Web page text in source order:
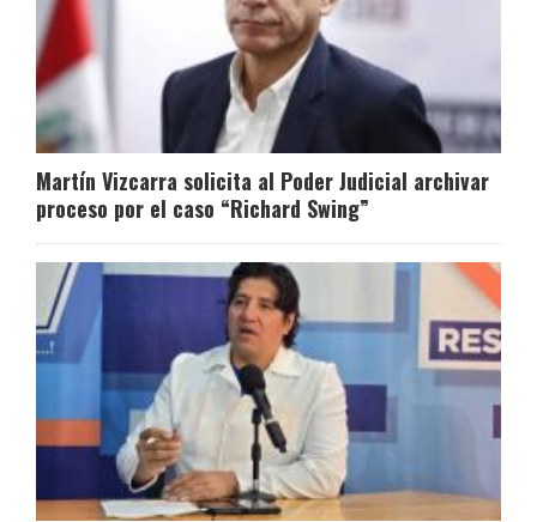
Martín Vizcarra solicita al Poder Judicial archivar
proceso por el caso “Richard Swing”